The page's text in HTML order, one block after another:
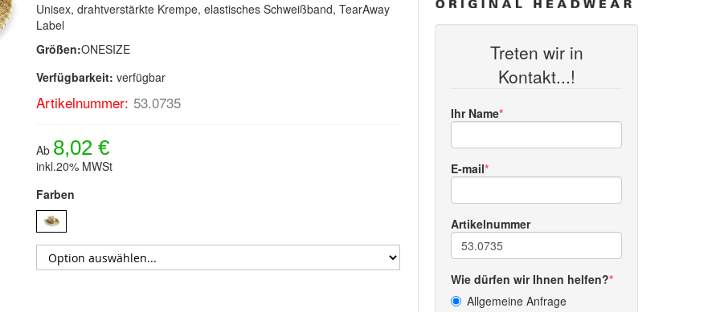
Unisex, drahtverstärkte Krempe, elastisches Schweißband, TearAway
Label
Größen:ONESIZE
Verfügbarkeit: verfügbar
Artikelnummer: 53.0735
Ab 8,02 €
inkl.20% MWSt
Farben
Treten wir in
Kontakt...!
Ihr Name
E-mail
Artikelnummer
Wie dürfen wir Ihnen helfen?
Allgemeine Anfrage